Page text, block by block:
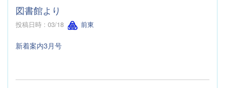
図書館より
投稿日時 : 03/18 前東
新着案内3月号